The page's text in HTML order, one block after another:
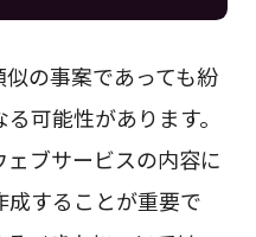
の事案であっても紛
可能性があります。
ブサービスの内容に
することが重要で